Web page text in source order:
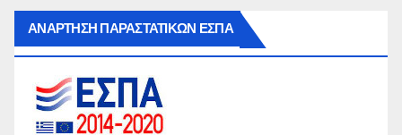
ΑΝΑΡΤΗΣΗ ΠΑΡΑΣΤΑΤΙΚΩΝ ΕΣΠΑ